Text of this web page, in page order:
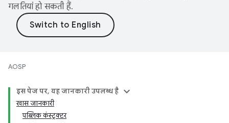
गलतियां हो सकती हैं.
AOSP
इस पेज पर, यह जानकारी उपलब्ध है
खास जानकारी
पब्लिक कंस्ट्रक्टर